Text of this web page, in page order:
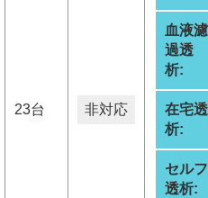
23台 非対応
血液濾
過透
析:
在宅透
析:
セルフ
透析: